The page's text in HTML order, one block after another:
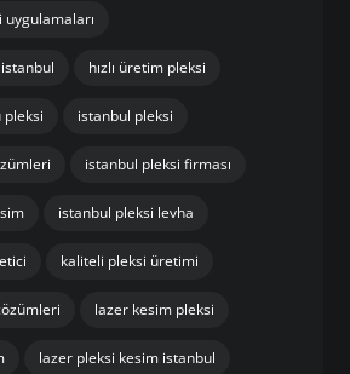
istanbul hızlı üretim pleksi
pleksi istanbul pleksi
istanbul pleksi firması
istanbul pleksi levha
kaliteli pleksi üretimi
lazer kesim pleksi
lazer pleksi kesim istanbul